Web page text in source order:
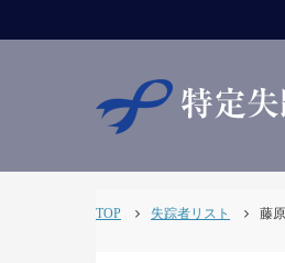
TOP 失踪者リスト 藤